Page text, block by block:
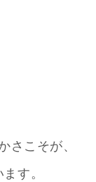
さこそが、
す。